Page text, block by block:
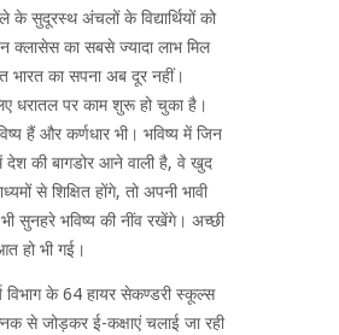
के सुदूरस्थ अंचलों के विद्यार्थियों को
क्लासेस का सबसे ज्यादा लाभ मिल
भारत का सपना अब दूर नहीं।
धरातल पर काम शुरू हो चुका है।
हैं और कर्णधार भी। भविष्य में जिन
देश की बागडोर आने वाली है, वे खुद
से शिक्षित होंगे, तो अपनी भावी
भी सुनहरे भविष्य की नींव रखेंगे। अच्छी
हो भी गई।
विभाग के 64 हायर सेकण्डरी स्कूल्स
से जोड़कर ई-कक्षाएं चलाई जा रही